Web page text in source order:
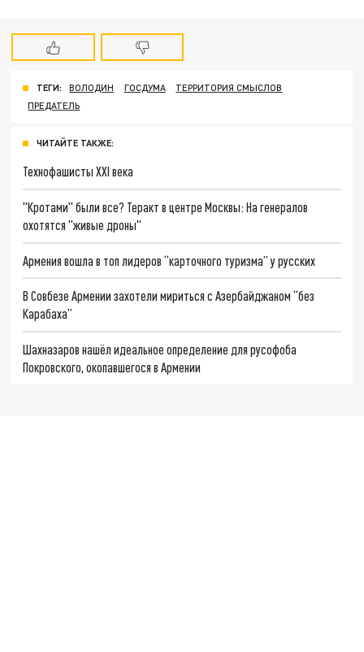
ТЕГИ: ВОЛОДИН ГОСДУМА
ТЕРРИТОРИЯ СМЫСЛОВ
ПРЕДАТЕЛЬ
ЧИТАЙТЕ ТАКЖЕ:
Технофашисты XXI века
"Кротами" были все? Теракт в центре Москвы: На генералов
охотятся "живые дроны"
Армения вошла в топ лидеров “карточного туризма” у русских
В Совбезе Армении захотели мириться с Азербайджаном “без
Карабаха”
Шахназаров нашёл идеальное определение для русофоба
Покровского, окопавшегося в Армении